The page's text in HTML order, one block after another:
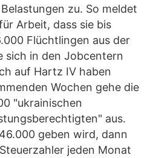
zu. So meldet
Arbeit, dass sie bis
Flüchtlingen aus der
sich in den Jobcentern
auf Hartz IV haben
Wochen gehe die
"ukrainischen
aus.
geben wird, dann
jeden Monat